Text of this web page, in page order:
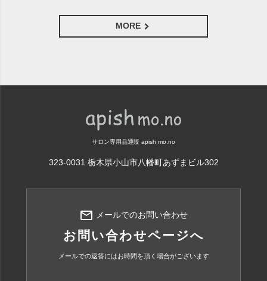
MORE
サロン専用品通販 apish mo.no
323-0031 栃木県小山市八幡町あずまビル302
mail_outline メールでのお問い合わせ
お問い合わせページへ
メールでの返答にはお時間を頂く場合がございます